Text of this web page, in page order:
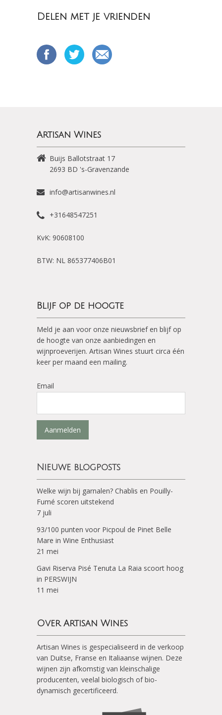
Delen met je vrienden
Artisan Wines
Buijs Ballotstraat 17
2693 BD 's-Gravenzande
info@artisanwines.nl
+31648547251
KvK: 90608100
BTW: NL 865377406B01
Blijf op de hoogte
Meld je aan voor onze nieuwsbrief en blijf op
de hoogte van onze aanbiedingen en
wijnproeverijen. Artisan Wines stuurt circa één
keer per maand een mailing.
Email
Aanmelden
Nieuwe blogposts
Welke wijn bij garnalen? Chablis en Pouilly-
Fumé scoren uitstekend
7 juli
93/100 punten voor Picpoul de Pinet Belle
Mare in Wine Enthusiast
21 mei
Gavi Riserva Pisé Tenuta La Raia scoort hoog
in PERSWIJN
11 mei
Over Artisan Wines
Artisan Wines is gespecialiseerd in de verkoop
van Duitse, Franse en Italiaanse wijnen. Deze
wijnen zijn afkomstig van kleinschalige
producenten, veelal biologisch of bio-
dynamisch gecertificeerd.